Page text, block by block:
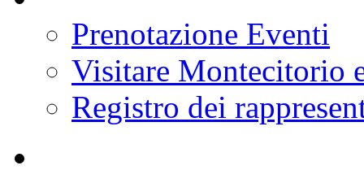
Interrogazioni,
interpellanze, etc.
Votazioni